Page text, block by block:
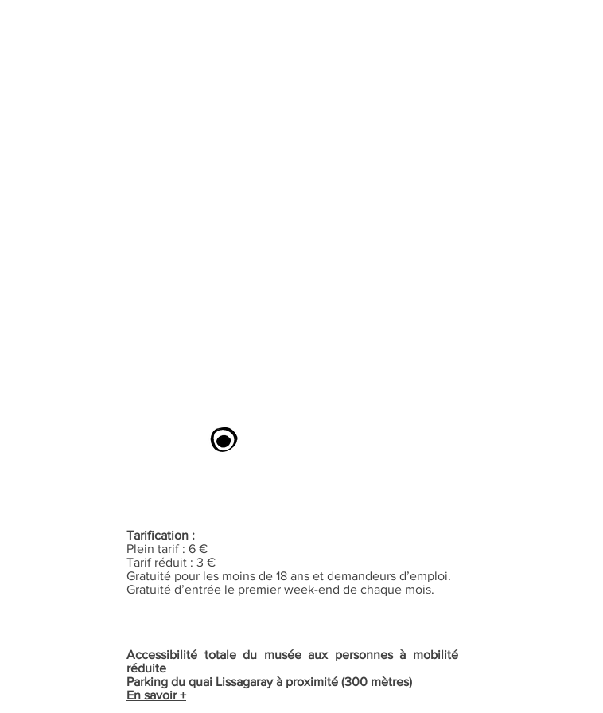
Tarification :
Plein tarif : 6 €
Tarif réduit : 3 €
Gratuité pour les moins de 18 ans et demandeurs d’emploi.
Gratuité d’entrée le premier week-end de chaque mois.
Accessibilité totale du musée aux personnes à mobilité
réduite
Parking du quai Lissagaray à proximité (300 mètres)
En savoir +